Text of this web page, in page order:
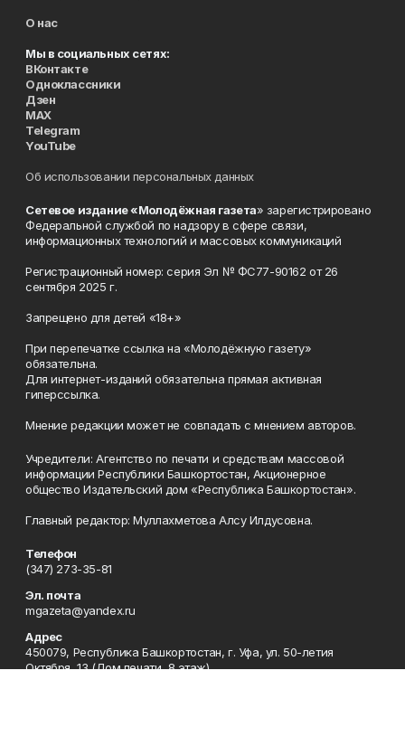
О нас
Мы в социальных сетях:
ВКонтакте
Одноклассники
Дзен
MAX
Telegram
YouTube
Об использовании персональных данных
Сетевое издание «Молодёжная газета» зарегистрировано
Федеральной службой по надзору в сфере связи,
информационных технологий и массовых коммуникаций
Регистрационный номер: серия Эл № ФС77-90162 от 26
сентября 2025 г.
Запрещено для детей «18+»
При перепечатке ссылка на «Молодёжную газету»
обязательна.
Для интернет-изданий обязательна прямая активная
гиперссылка.
Мнение редакции может не совпадать с мнением авторов.
Учредители: Агентство по печати и средствам массовой
информации Республики Башкортостан, Акционерное
общество Издательский дом «Республика Башкортостан».
Главный редактор: Муллахметова Алсу Илдусовна.
Телефон
(347) 273-35-81
Эл. почта
mgazeta@yandex.ru
Адрес
450079, Республика Башкортостан, г. Уфа, ул. 50-летия
Октября, 13 (Дом печати, 8 этаж)